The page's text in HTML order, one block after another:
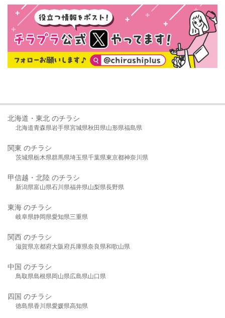
北海道・東北 のチラシ
北海道青森県岩手県宮城県秋田県山形県福島県
関東 のチラシ
茨城県栃木県群馬県埼玉県千葉県東京都神奈川県
甲信越・北陸 のチラシ
新潟県富山県石川県福井県山梨県長野県
東海 のチラシ
岐阜県静岡県愛知県三重県
関西 のチラシ
滋賀県京都府大阪府兵庫県奈良県和歌山県
中国 のチラシ
鳥取県島根県岡山県広島県山口県
四国 のチラシ
徳島県香川県愛媛県高知県